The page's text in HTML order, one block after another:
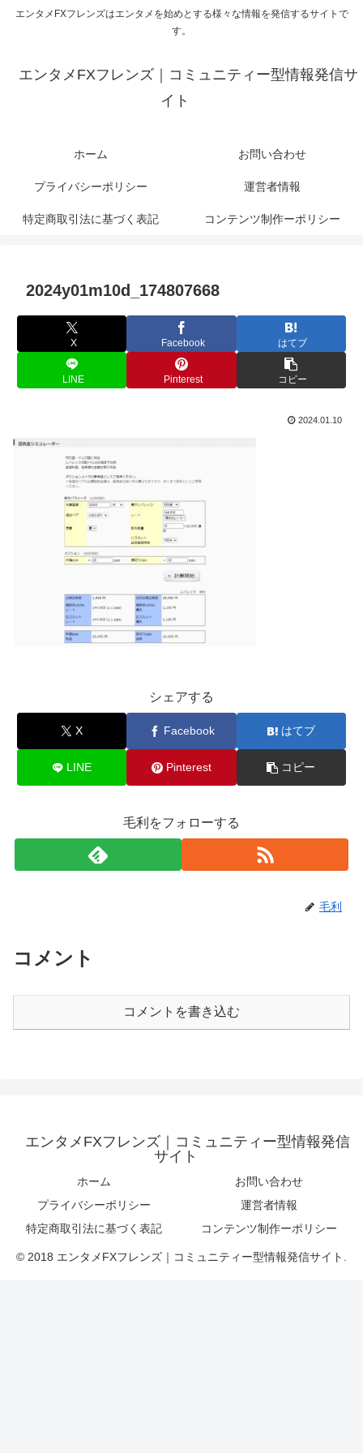
エンタメFXフレンズはエンタメを始めとする様々な情報を発信するサイトで
す。
エンタメFXフレンズ｜コミュニティー型情報発信サ
イト
ホーム お問い合わせ
プライバシーポリシー 運営者情報
特定商取引法に基づく表記 コンテンツ制作ーポリシー
2024y01m10d_174807668
X Facebook はてブ
LINE Pinterest コピー
2024.01.10
シェアする
X Facebook はてブ
LINE Pinterest コピー
毛利をフォローする
毛利
コメント
コメントを書き込む
エンタメFXフレンズ｜コミュニティー型情報発信
サイト
ホーム
お問い合わせ
プライバシーポリシー
運営者情報
特定商取引法に基づく表記
コンテンツ制作ーポリシー
© 2018 エンタメFXフレンズ｜コミュニティー型情報発信サイト.